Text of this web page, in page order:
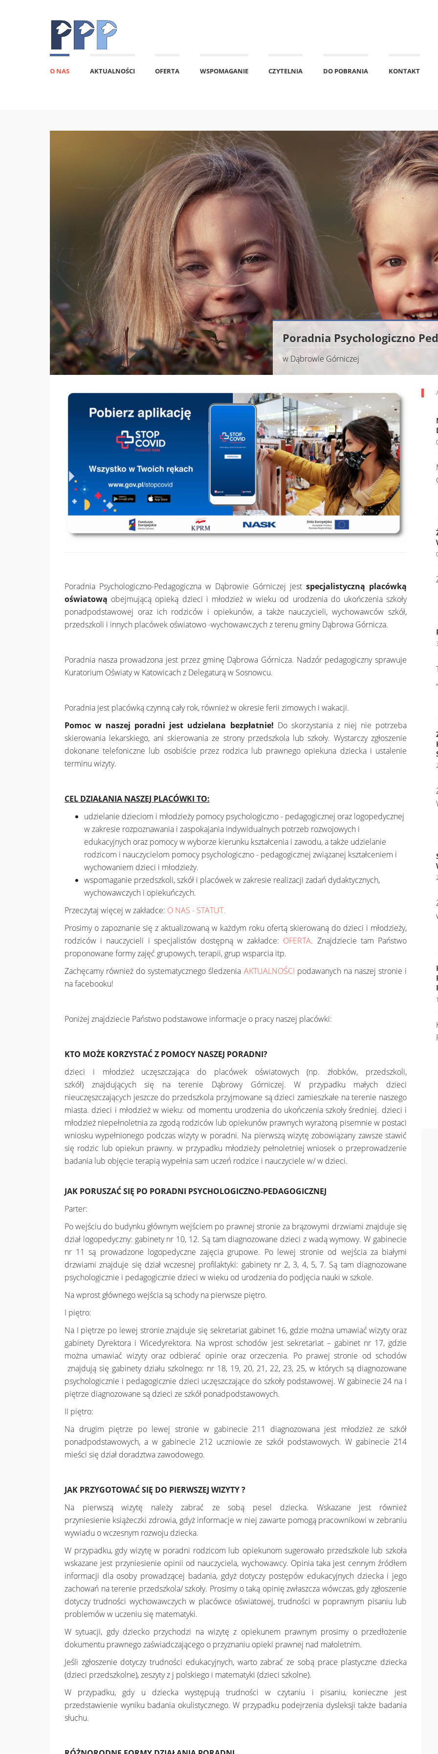
O NAS AKTUALNOŚCI OFERTA WSPOMAGANIE CZYTELNIA DO POBRANIA KONTAKT
Poradnia Psychologiczno
w Dąbrowie Górniczej
Poradnia Psychologiczno-Pedagogiczna w Dąbrowie Górniczej jest specjalistyczną placówką
oświatową obejmującą opieką dzieci i młodzież w wieku od urodzenia do ukończenia szkoły
ponadpodstawowej oraz ich rodziców i opiekunów, a także nauczycieli, wychowawców szkół,
przedszkoli i innych placówek oświatowo -wychowawczych z terenu gminy Dąbrowa Górnicza.
Poradnia nasza prowadzona jest przez gminę Dąbrowa Górnicza. Nadzór pedagogiczny sprawuje
Kuratorium Oświaty w Katowicach z Delegaturą w Sosnowcu.
Poradnia jest placówką czynną cały rok, również w okresie ferii zimowych i wakacji.
Pomoc w naszej poradni jest udzielana bezpłatnie! Do skorzystania z niej nie potrzeba
skierowania lekarskiego, ani skierowania ze strony przedszkola lub szkoły. Wystarczy zgłoszenie
dokonane telefoniczne lub osobiście przez rodzica lub prawnego opiekuna dziecka i ustalenie
terminu wizyty.
CEL DZIAŁANIA NASZEJ PLACÓWKI TO:
udzielanie dzieciom i młodzieży pomocy psychologiczno - pedagogicznej oraz logopedycznej
w zakresie rozpoznawania i zaspokajania indywidualnych potrzeb rozwojowych i
edukacyjnych oraz pomocy w wyborze kierunku kształcenia i zawodu, a także udzielanie
rodzicom i nauczycielom pomocy psychologiczno - pedagogicznej związanej kształceniem i
wychowaniem dzieci i młodzieży.
wspomaganie przedszkoli, szkół i placówek w zakresie realizacji zadań dydaktycznych,
wychowawczych i opiekuńczych.
Przeczytaj więcej w zakładce: O NAS - STATUT.
Prosimy o zapoznanie się z aktualizowaną w każdym roku ofertą skierowaną do dzieci i młodzieży,
rodziców i nauczycieli i specjalistów dostępną w zakładce: OFERTA. Znajdziecie tam Państwo
proponowane formy zajęć grupowych, terapii, grup wsparcia itp.
Zachęcamy również do systematycznego śledzenia AKTUALNOŚCI podawanych na naszej stronie i
na facebooku!
Poniżej znajdziecie Państwo podstawowe informacje o pracy naszej placówki:
KTO MOŻE KORZYSTAĆ Z POMOCY NASZEJ PORADNI?
dzieci i młodzież uczęszczająca do placówek oświatowych (np. żłobków, przedszkoli,
szkół) znajdujących się na terenie Dąbrowy Górniczej. W przypadku małych dzieci
nieuczęszczających jeszcze do przedszkola przyjmowane są dzieci zamieszkałe na terenie naszego
miasta. dzieci i młodzież w wieku: od momentu urodzenia do ukończenia szkoły średniej. dzieci i
młodzież niepełnoletnia za zgodą rodziców lub opiekunów prawnych wyrażoną pisemnie w postaci
wniosku wypełnionego podczas wizyty w poradni. Na pierwszą wizytę zobowiązany zawsze stawić
się rodzic lub opiekun prawny. w przypadku młodzieży pełnoletniej wniosek o przeprowadzenie
badania lub objęcie terapią wypełnia sam uczeń rodzice i nauczyciele w/ w dzieci.
JAK PORUSZAĆ SIĘ PO PORADNI PSYCHOLOGICZNO-PEDAGOGICZNEJ
Parter:
Po wejściu do budynku głównym wejściem po prawnej stronie za brązowymi drzwiami znajduje się
dział logopedyczny: gabinety nr 10, 12. Są tam diagnozowane dzieci z wadą wymowy. W gabinecie
nr 11 są prowadzone logopedyczne zajęcia grupowe. Po lewej stronie od wejścia za białymi
drzwiami znajduje się dział wczesnej profilaktyki: gabinety nr 2, 3, 4, 5, 7. Są tam diagnozowane
psychologicznie i pedagogicznie dzieci w wieku od urodzenia do podjęcia nauki w szkole.
Na wprost głównego wejścia są schody na pierwsze piętro.
I piętro:
Na I piętrze po lewej stronie znajduje się sekretariat gabinet 16, gdzie można umawiać wizyty oraz
gabinety Dyrektora i Wicedyrektora. Na wprost schodów jest sekretariat – gabinet nr 17, gdzie
można umawiać wizyty oraz odbierać opinie oraz orzeczenia. Po prawej stronie od schodów
znajdują się gabinety działu szkolnego: nr 18, 19, 20, 21, 22, 23, 25, w których są diagnozowane
psychologicznie i pedagogicznie dzieci uczęszczające do szkoły podstawowej. W gabinecie 24 na I
piętrze diagnozowane są dzieci ze szkół ponadpodstawowych.
II piętro:
Na drugim piętrze po lewej stronie w gabinecie 211 diagnozowana jest młodzież ze szkół
ponadpodstawowych, a w gabinecie 212 uczniowie ze szkół podstawowych. W gabinecie 214
mieści się dział doradztwa zawodowego.
JAK PRZYGOTOWAĆ SIĘ DO PIERWSZEJ WIZYTY ?
Na pierwszą wizytę należy zabrać ze sobą pesel dziecka. Wskazane jest również
przyniesienie książeczki zdrowia, gdyż informacje w niej zawarte pomogą pracownikowi w zebraniu
wywiadu o wczesnym rozwoju dziecka.
W przypadku, gdy wizytę w poradni rodzicom lub opiekunom sugerowało przedszkole lub szkoła
wskazane jest przyniesienie opinii od nauczyciela, wychowawcy. Opinia taka jest cennym źródłem
informacji dla osoby prowadzącej badania, gdyż dotyczy postępów edukacyjnych dziecka i jego
zachowań na terenie przedszkola/ szkoły. Prosimy o taką opinię zwłaszcza wówczas, gdy zgłoszenie
dotyczy trudności wychowawczych w placówce oświatowej, trudności w poprawnym pisaniu lub
problemów w uczeniu się matematyki.
W sytuacji, gdy dziecko przychodzi na wizytę z opiekunem prawnym prosimy o przedłożenie
dokumentu prawnego zaświadczającego o przyznaniu opieki prawnej nad małoletnim.
Jeśli zgłoszenie dotyczy trudności edukacyjnych, warto zabrać ze sobą prace plastyczne dziecka
(dzieci przedszkolne), zeszyty z j polskiego i matematyki (dzieci szkolne).
W przypadku, gdy u dziecka występują trudności w czytaniu i pisaniu, konieczne jest
przedstawienie wyniku badania okulistycznego. W przypadku podejrzenia dysleksji także badania
słuchu.